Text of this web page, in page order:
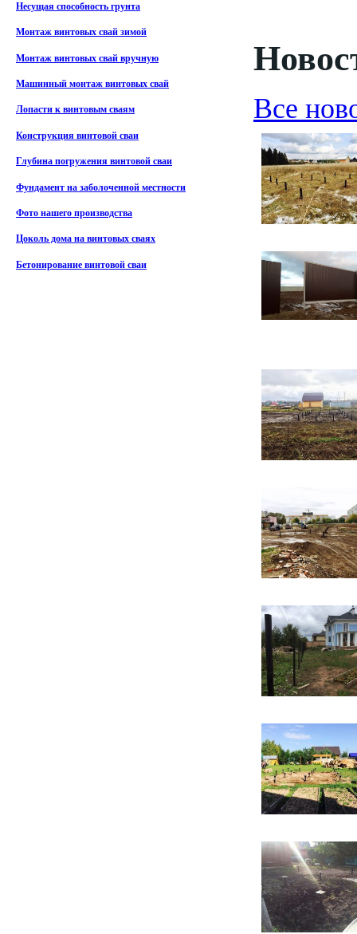
Несущая способность грунта
Монтаж винтовых свай зимой
Монтаж винтовых свай вручную
Машинный монтаж винтовых свай
Лопасти к винтовым сваям
Конструкция винтовой сваи
Глубина погружения винтовой сваи
Фундамент на заболоченной местности
Фото нашего производства
Цоколь дома на винтовых сваях
Бетонирование винтовой сваи
Все